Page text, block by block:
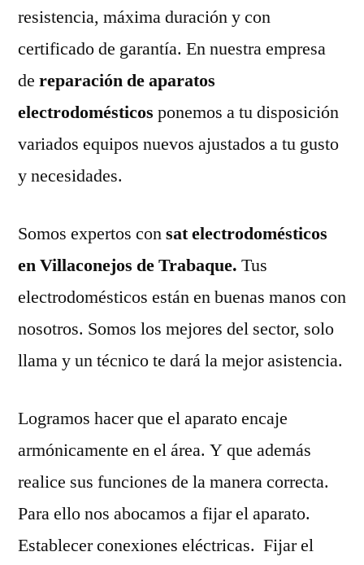
resistencia, máxima duración y con
certificado de garantía. En nuestra empresa
de reparación de aparatos
electrodomésticos ponemos a tu disposición
variados equipos nuevos ajustados a tu gusto
y necesidades.
Somos expertos consat electrodomésticos
en Villaconejos de Trabaque. Tus
electrodomésticos están en buenas manos con
nosotros. Somos los mejores del sector, solo
llama y un técnico te dará la mejor asistencia.
Logramos hacer que el aparato encaje
armónicamente en el área. Y que además
realice sus funciones de la manera correcta.
Para ello nos abocamos a fijar el aparato.
Establecer conexiones eléctricas. Fijar el